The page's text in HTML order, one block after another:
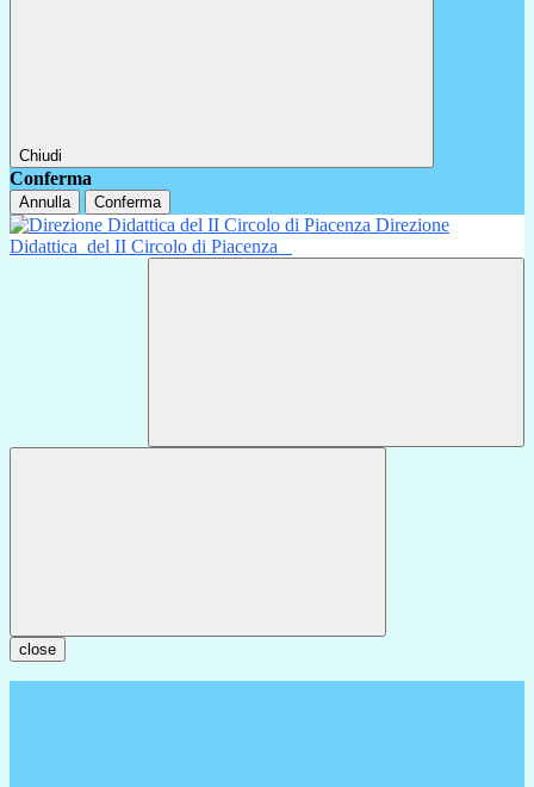
Chiudi
Conferma
Annulla Conferma
Direzione
Didattica del II Circolo di Piacenza
close